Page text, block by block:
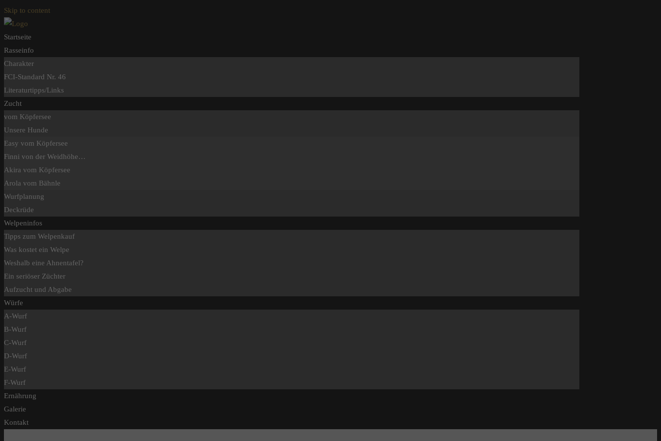
Skip to content
Startseite
Rasseinfo
Charakter
FCI-Standard Nr. 46
Literaturtipps/Links
Zucht
vom Köpfersee
Unsere Hunde
Easy vom Köpfersee
Finni von der Weidhöhe…
Akira vom Köpfersee
Arola vom Bähnle
Wurfplanung
Deckrüde
Welpeninfos
Tipps zum Welpenkauf
Was kostet ein Welpe
Weshalb eine Ahnentafel?
Ein seriöser Züchter
Aufzucht und Abgabe
Würfe
A-Wurf
B-Wurf
C-Wurf
D-Wurf
E-Wurf
F-Wurf
Ernährung
Galerie
Kontakt